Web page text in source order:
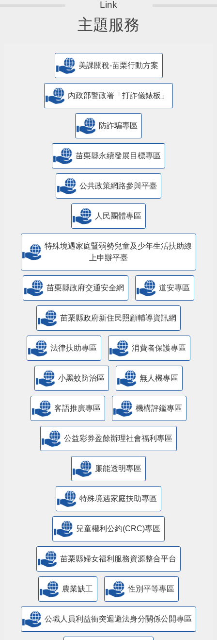
主題服務
美課關稅-苗栗行動方案
內政部警政署「打詐儀錶板」
防詐騙專區
苗栗縣永續發展目標專區
公共政策網路參與平臺
人民團體專區
特殊境遇家庭暨弱勢兒童及少年生活扶助線
上申辦平臺
苗栗縣政府交通安全網 道安專區
苗栗縣政府新住民照顧輔導資訊網
法律扶助專區 消費者保護專區
小黑蚊防治區 無人機專區
客語推廣專區 機構評鑑專區
公益彩券盈餘辦理社會福利專區
廉能透明專區
特殊境遇家庭扶助專區
兒童權利公約(CRC)專區
苗栗縣婦女福利服務資源整合平台
農業缺工 性別平等專區
公職人員利益衝突迴避法身分關係公開專區